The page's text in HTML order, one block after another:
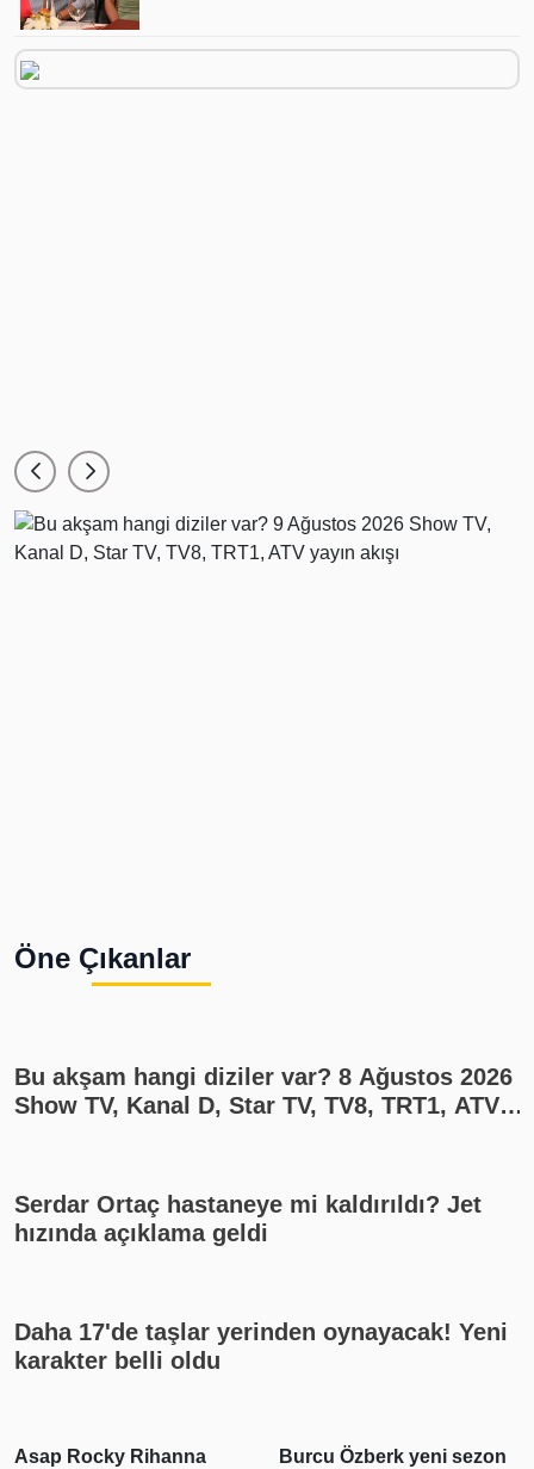
Öne Çıkanlar
Bu akşam hangi diziler var? 8 Ağustos 2026
Show TV, Kanal D, Star TV, TV8, TRT1, ATV
Serdar Ortaç hastaneye mi kaldırıldı? Jet
hızında açıklama geldi
Daha 17'de taşlar yerinden oynayacak! Yeni
karakter belli oldu
Asap Rocky Rihanna
Burcu Özberk yeni sezon